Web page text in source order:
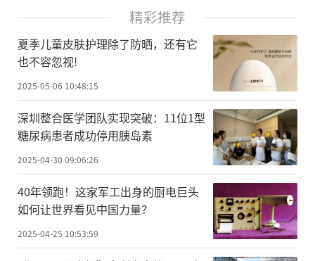
精彩推荐
夏季儿童皮肤护理除了防晒，还有它
也不容忽视!
2025-05-06 10:48:15
深圳整合医学团队实现突破：11位1型
糖尿病患者成功停用胰岛素
2025-04-30 09:06:26
40年领跑！这家军工出身的厨电巨头
如何让世界看见中国力量？
2025-04-25 10:53:59